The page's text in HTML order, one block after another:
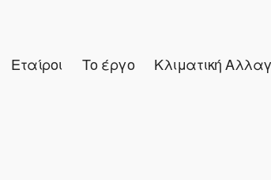
Εταίροι Το έργο Κλιματική